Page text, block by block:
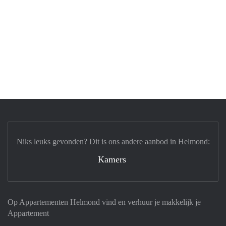
Op Appartementen Helmond vind en verhuur je makkelijk je
Appartement
Niks leuks gevonden? Dit is ons andere aanbod in Helmond:
Kamers